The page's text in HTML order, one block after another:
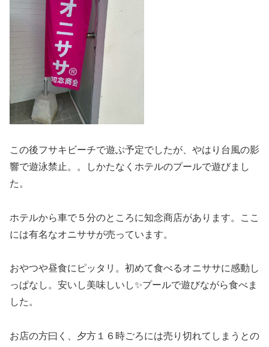
この後フサキビーチで遊ぶ予定でしたが、やはり台風の影
響で遊泳禁止。。しかたなくホテルのプールで遊びまし
た。
ホテルから車で５分のところに知念商店があります。ここ
には有名なオニササが売っています。
おやつや昼食にピッタリ。初めて食べるオニササに感動し
っぱなし。安いし美味しいし✨プールで遊びながら食べま
した。
お店の方曰く、夕方１６時ごろには売り切れてしまうとの